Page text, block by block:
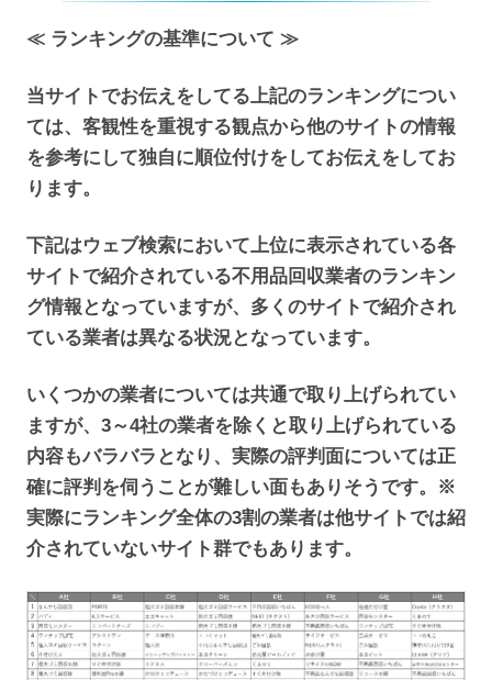
≪ ランキングの基準について ≫
当サイトでお伝えをしてる上記のランキングについ
ては、客観性を重視する観点から他のサイトの情報
を参考にして独自に順位付けをしてお伝えをしてお
ります。
下記はウェブ検索において上位に表示されている各
サイトで紹介されている不用品回収業者のランキン
グ情報となっていますが、多くのサイトで紹介され
ている業者は異なる状況となっています。
いくつかの業者については共通で取り上げられてい
ますが、3～4社の業者を除くと取り上げられている
内容もバラバラとなり、実際の評判面については正
確に評判を伺うことが難しい面もありそうです。※
実際にランキング全体の3割の業者は他サイトでは紹
介されていないサイト群でもあります。